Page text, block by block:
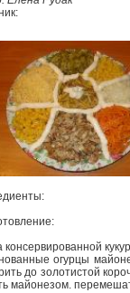
консервированной
огурцы
до золотистой
майонезом.